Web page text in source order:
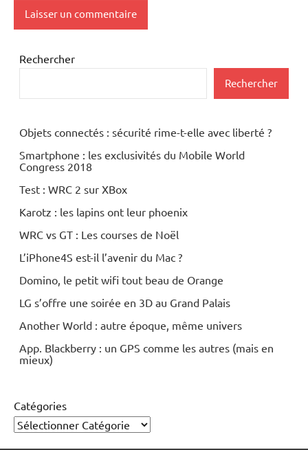
Rechercher
Rechercher
Objets connectés : sécurité rime-t-elle avec liberté ?
Smartphone : les exclusivités du Mobile World
Congress 2018
Test : WRC 2 sur XBox
Karotz : les lapins ont leur phoenix
WRC vs GT : Les courses de Noël
L’iPhone4S est-il l’avenir du Mac ?
Domino, le petit wifi tout beau de Orange
LG s’offre une soirée en 3D au Grand Palais
Another World : autre époque, même univers
App. Blackberry : un GPS comme les autres (mais en
mieux)
Catégories